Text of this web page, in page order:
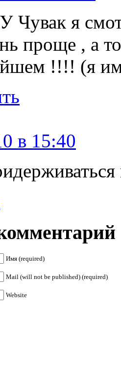
я
проще , а
!!!! (я
в 15:40
Имя (required)
Mail (will not be published) (required)
Website